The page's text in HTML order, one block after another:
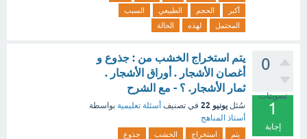
أكبر
الحجم الطبيعي
السبب
المحتمل
لهذه الحالة
0
تصويتات
1
إجابة
يتم استخراج الخشب من : جذوع و
أغصان الأشجار . أوراق الأشجار .
ثمار الأشجار. ؟ - مع الشرح
سُئل يونيو 22 في تصنيف أسئلة تعليمية بواسطة
أستاذ المناهج
يتم استخراج الخشب
جذوع